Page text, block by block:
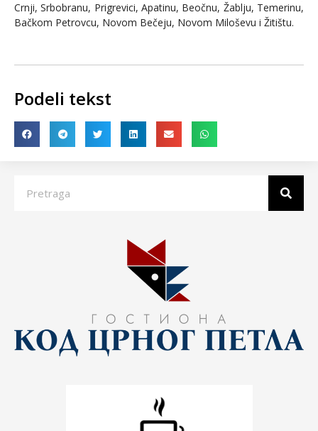
Crnji, Srbobranu, Prigrevici, Apatinu, Beočnu, Žablju, Temerinu,
Bačkom Petrovcu, Novom Bečeju, Novom Miloševu i Žitištu.
Podeli tekst